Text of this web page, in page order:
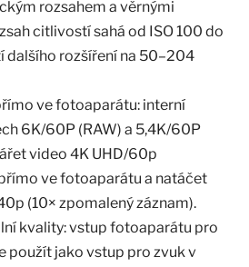
rozsahem a věrnými
citlivostí sahá od ISO 100 do
dalšího rozšíření na 50–204
ve fotoaparátu: interní
6K/60P (RAW) a 5,4K/60P
video 4K UHD/60p
ve fotoaparátu a natáčet
(10× zpomalený záznam).
kvality: vstup fotoaparátu pro
použít jako vstup pro zvuk v